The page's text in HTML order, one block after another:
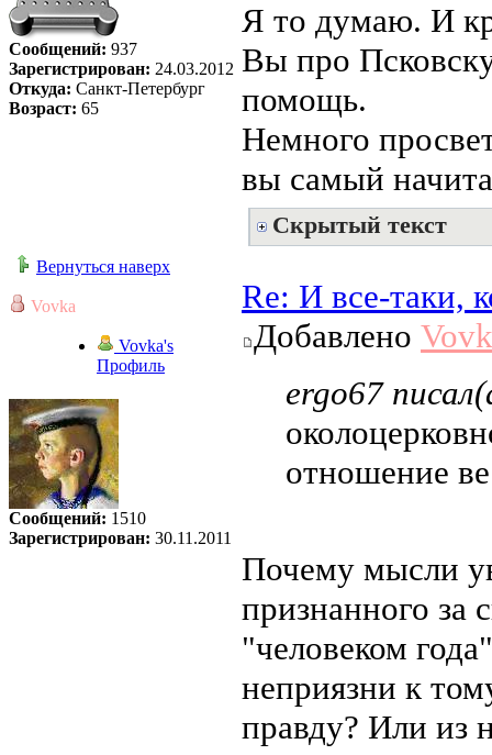
Сообщений: 937
Зарегистрирован: 24.03.2012
Откуда: Санкт-Петербург
Возраст: 65
Я то думаю. И
Вы про
помощь.
Немного
вы самый
Скрытый текст
Вернуться наверх
Vovka
Vovka's
Профиль
Сообщений: 1510
Зарегистрирован: 30.11.2011
Re: И все-таки,
Добавлено
ergo67
отношение
Почему мысли
признанного за
"человеком
неприязни к
правду? Или из